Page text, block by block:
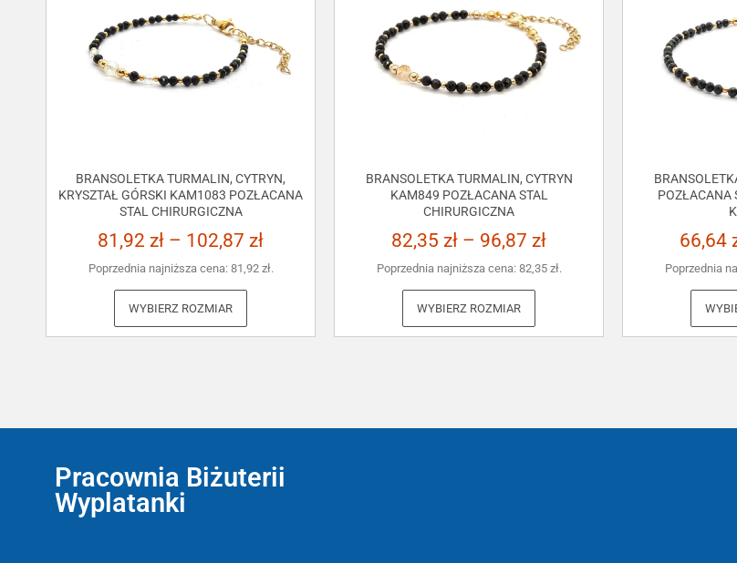
BRANSOLETKA TURMALIN, CYTRYN,
KRYSZTAŁ GÓRSKI KAM1083 POZŁACANA
STAL CHIRURGICZNA
81,92 zł – 102,87 zł
Poprzednia najniższa cena: 81,92 zł.
WYBIERZ ROZMIAR
BRANSOLETKA TURMALIN, CYTRYN
KAM849 POZŁACANA STAL
CHIRURGICZNA
82,35 zł – 96,87 zł
Poprzednia najniższa cena: 82,35 zł.
WYBIERZ ROZMIAR
POZŁACANA
66,64
Poprzednia
Pracownia Biżuterii
Wyplatanki